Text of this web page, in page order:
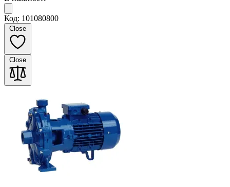
Код: 101080800
Close
Close